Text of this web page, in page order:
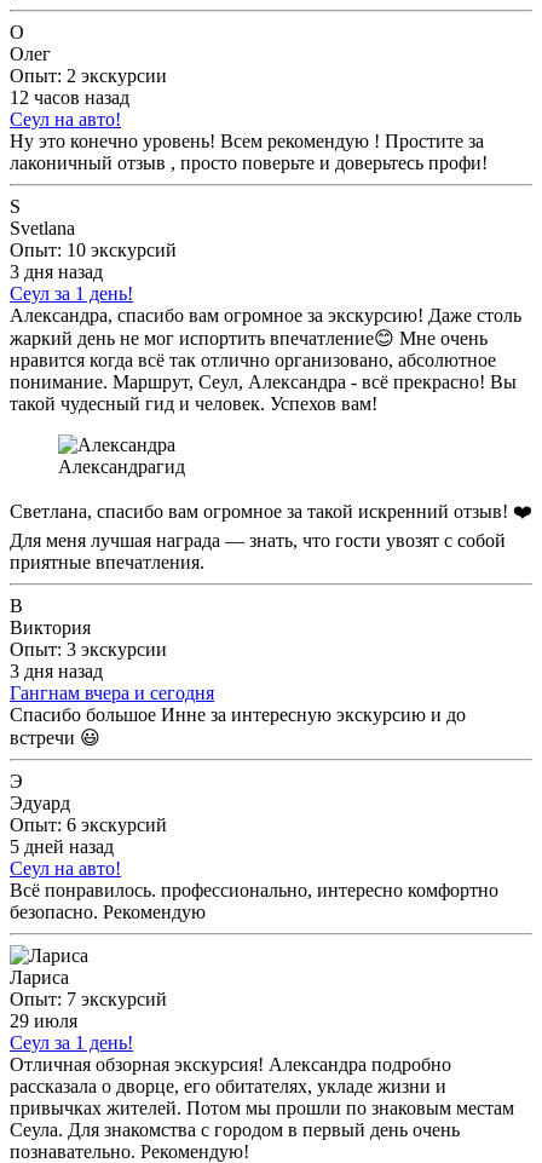
О
Олег
Опыт: 2 экскурсии
12 часов назад
Сеул на авто!
Ну это конечно уровень! Всем рекомендую ! Простите за
лаконичный отзыв , просто поверьте и доверьтесь профи!
S
Svetlana
Опыт: 10 экскурсий
3 дня назад
Сеул за 1 день!
Александра, спасибо вам огромное за экскурсию! Даже столь
жаркий день не мог испортить впечатление😊 Мне очень
нравится когда всё так отлично организовано, абсолютное
понимание. Маршрут, Сеул, Александра - всё прекрасно! Вы
такой чудесный гид и человек. Успехов вам!
Александрагид
Светлана, спасибо вам огромное за такой искренний отзыв! ❤️
Для меня лучшая награда — знать, что гости увозят с собой
приятные впечатления.
В
Виктория
Опыт: 3 экскурсии
3 дня назад
Гангнам вчера и сегодня
Спасибо большое Инне за интересную экскурсию и до
встречи 😃
Э
Эдуард
Опыт: 6 экскурсий
5 дней назад
Сеул на авто!
Всё понравилось. профессионально, интересно комфортно
безопасно. Рекомендую
Лариса
Опыт: 7 экскурсий
29 июля
Сеул за 1 день!
Отличная обзорная экскурсия! Александра подробно
рассказала о дворце, его обитателях, укладе жизни и
привычках жителей. Потом мы прошли по знаковым местам
Сеула. Для знакомства с городом в первый день очень
познавательно. Рекомендую!